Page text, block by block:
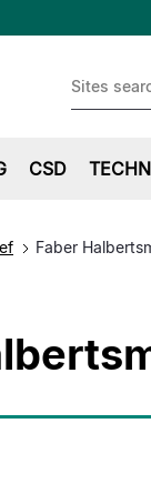
CSD
Faber